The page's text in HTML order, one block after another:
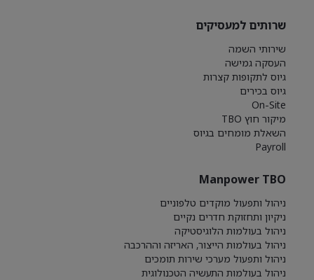
שרותים למעסיקים
שירותי השמה
העסקה גמישה
גיוס לתקופות קצרות
גיוס בכירים
On-Site
מיקור חוץ TBO
השאלת מומחים בגיוס
Payroll
Manpower TBO
ניהול ותפעול מוקדים טלפוניים
ניקיון ותחזוקת חדרים נקיים
ניהול בעולמות הלוגיסטיקה
ניהול בעולמות הייצור, האריזה וההרכבה
ניהול ותפעול מערכי שירות תומכים
ניהול בעולמות התעשיה הטכנולוגית